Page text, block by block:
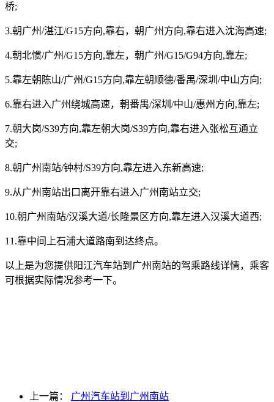
桥;
3.朝广州/湛江/G15方向,靠右，朝广州方向,靠右进入沈海高速;
4.朝北惯/广州/G15方向,靠左，朝广州/G15/G94方向,靠左;
5.靠左朝陈山/广州/G15方向,靠左朝顺德/番禺/深圳/中山方向;
6.靠右进入广州绕城高速，朝番禺/深圳/中山/惠州方向,靠左;
7.朝大岗/S39方向,靠左朝大岗/S39方向,靠右进入张松互通立
交;
8.朝广州南站/钟村/S39方向,靠左进入东新高速;
9.从广州南站出口离开靠右进入广州南站立交;
10.朝广州南站/汉溪大道/长隆景区方向,靠左进入汉溪大道西;
11.靠中间上石浦大道路南到达终点。
以上是为您提供阳江汽车站到广州南站的驾乘路线详情，乘客
可根据实际情况参考一下。
上一篇： 广州汽车站到广州南站